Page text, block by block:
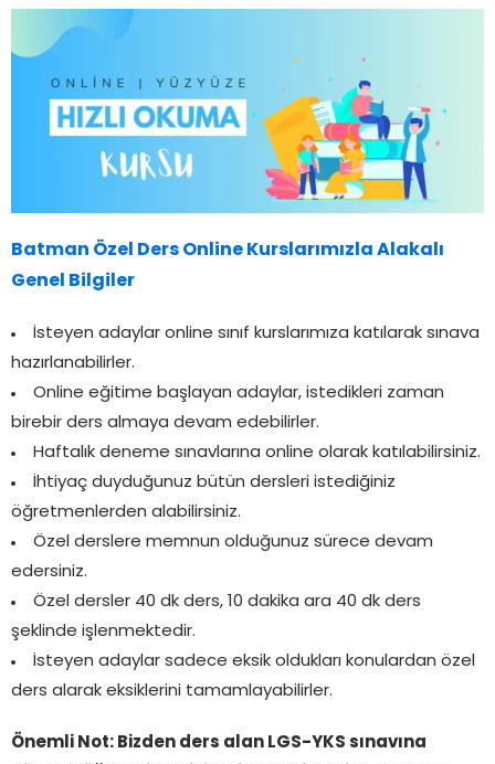
Batman Özel Ders Online Kurslarımızla Alakalı
Genel Bilgiler
İsteyen adaylar online sınıf kurslarımıza katılarak sınava
hazırlanabilirler.
Online eğitime başlayan adaylar, istedikleri zaman
birebir ders almaya devam edebilirler.
Haftalık deneme sınavlarına online olarak katılabilirsiniz.
İhtiyaç duyduğunuz bütün dersleri istediğiniz
öğretmenlerden alabilirsiniz.
Özel derslere memnun olduğunuz sürece devam
edersiniz.
Özel dersler 40 dk ders, 10 dakika ara 40 dk ders
şeklinde işlenmektedir.
İsteyen adaylar sadece eksik oldukları konulardan özel
ders alarak eksiklerini tamamlayabilirler.
Önemli Not: Bizden ders alan LGS-YKS sınavına